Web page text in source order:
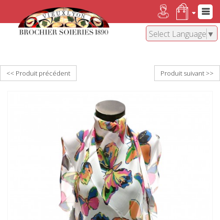
Select Language ▼
<< Produit précédent Produit suivant >>